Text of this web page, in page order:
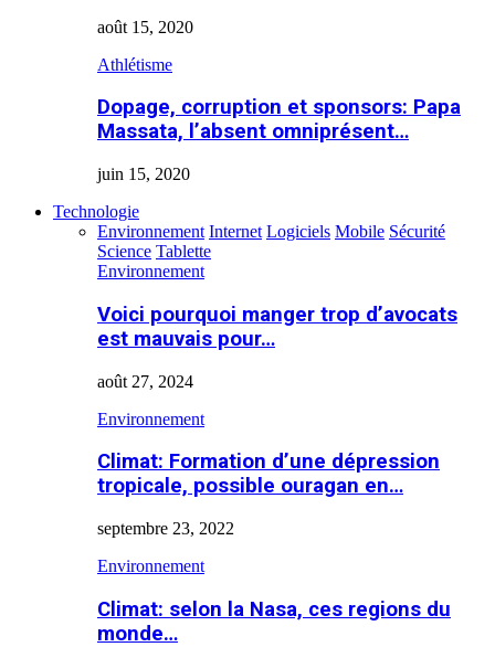
août 15, 2020
Athlétisme
Dopage, corruption et sponsors: Papa
Massata, l’absent omniprésent…
juin 15, 2020
Technologie
Environnement Internet Logiciels Mobile Sécurité
Science Tablette
Environnement
Voici pourquoi manger trop d’avocats
est mauvais pour…
août 27, 2024
Environnement
Climat: Formation d’une dépression
tropicale, possible ouragan en…
septembre 23, 2022
Environnement
Climat: selon la Nasa, ces regions du
monde…